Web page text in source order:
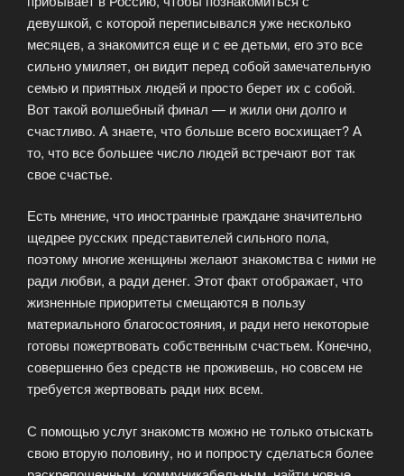
девушкой, с которой переписывался уже несколько
месяцев, а знакомится еще и с ее детьми, его это все
сильно умиляет, он видит перед собой замечательную
семью и приятных людей и просто берет их с собой.
Вот такой волшебный финал — и жили они долго и
счастливо. А знаете, что больше всего восхищает? А
то, что все большее число людей встречают вот так
свое счастье.
Есть мнение, что иностранные граждане значительно
щедрее русских представителей сильного пола,
поэтому многие женщины желают знакомства с ними не
ради любви, а ради денег. Этот факт отображает, что
жизненные приоритеты смещаются в пользу
материального благосостояния, и ради него некоторые
готовы пожертвовать собственным счастьем. Конечно,
совершенно без средств не проживешь, но совсем не
требуется жертвовать ради них всем.
С помощью услуг знакомств можно не только отыскать
свою вторую половину, но и попросту сделаться более